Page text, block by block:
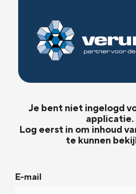
Je bent niet ingelogd
applicatie.
Log eerst in om inhoud
te kunnen
E-mail